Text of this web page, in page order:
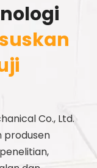
Co., Ltd.
produsen